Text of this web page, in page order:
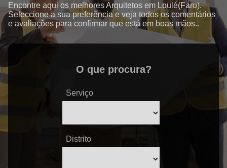
Encontre aqui os melhores Arquitetos em Loulé(Faro).
Seleccione a sua preferência e veja todos os comentários
e avaliações para confirmar que está em boas mãos..
O que procura?
Serviço
Distrito